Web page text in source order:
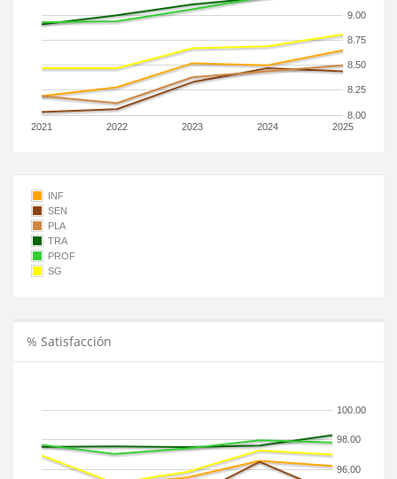
2021 2022 2023 2024 2025
8.00
8.25
8.50
8.75
9.00
INF
SEN
PLA
TRA
PROF
SG
% Satisfacción
96.00
98.00
100.00